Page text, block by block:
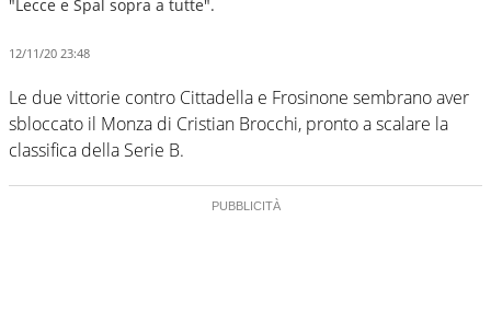
"Lecce e Spal sopra a tutte".
12/11/20 23:48
Le due vittorie contro Cittadella e Frosinone sembrano aver
sbloccato il Monza di Cristian Brocchi, pronto a scalare la
classifica della Serie B.